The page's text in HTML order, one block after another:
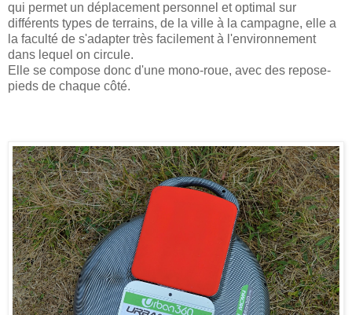
qui permet un déplacement personnel et optimal sur
différents types de terrains, de la ville à la campagne, elle a
la faculté de s'adapter très facilement à l'environnement
dans lequel on circule.
Elle se compose donc d'une mono-roue, avec des repose-
pieds de chaque côté.